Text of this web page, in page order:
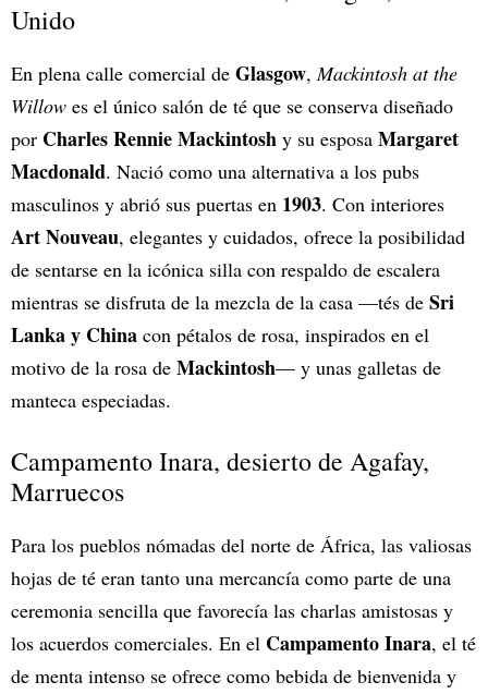
Unido
En plena calle comercial de Glasgow,Mackintosh at the
Willow es el único salón de té que se conserva diseñado
por Charles Rennie Mackintosh y su esposa Margaret
Macdonald. Nació como una alternativa a los pubs
masculinos y abrió sus puertas en 1903. Con interiores
Art Nouveau, elegantes y cuidados, ofrece la posibilidad
de sentarse en la icónica silla con respaldo de escalera
mientras se disfruta de la mezcla de la casa —tés de Sri
Lanka y China con pétalos de rosa, inspirados en el
motivo de la rosa de Mackintosh— y unas galletas de
manteca especiadas.
Campamento Inara, desierto de Agafay,
Marruecos
Para los pueblos nómadas del norte de África, las valiosas
hojas de té eran tanto una mercancía como parte de una
ceremonia sencilla que favorecía las charlas amistosas y
los acuerdos comerciales. En el Campamento Inara, el té
de menta intenso se ofrece como bebida de bienvenida y